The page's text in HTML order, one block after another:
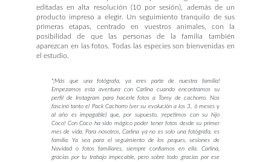
editadas en alta resolución (10 por sesión), además de un
producto impreso a elegir. Un seguimiento tranquilo de sus
primeras etapas, centrado en vuestros animales, con la
posibilidad de que las personas de la familia también
aparezcan en las fotos. Todas las especies son bienvenidas en
el estudio.
"¡Más que una fotógrafa, ya eres parte de nuestra familia!
Empezamos esta aventura con Carlina cuando encontramos su
perfil de Instagram para hacerle fotos a Tomy de cachorro. Nos
fascinó tanto el Pack Cachorro (ver su evolución a los 3, 6 meses y
al año es impagable) que, por supuesto, ¡repetimos con su hijo
Coco! Con Coco ha sido mágico poder tener fotos desde su primer
mes de vida. Para nosotros, Carlina ya no es solo una fotógrafa, es
familia. Ya sea para el seguimiento de los peques, sesiones de
Navidad o fotos familiares, siempre confiamos en ella. Carlina,
gracias por tu trabajo impecable, pero sobre todo gracias por ese